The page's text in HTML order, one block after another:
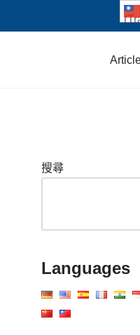
搜尋
Languages